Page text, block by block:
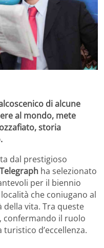
di alcune
al mondo, mete
storia
dal prestigioso
ha selezionato
per il biennio
che coniugano al
vita. Tra queste
confermando il ruolo
d’eccellenza.